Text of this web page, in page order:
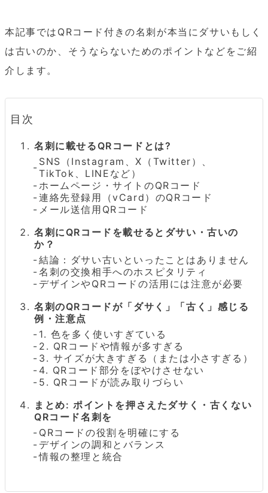
本記事ではQRコード付きの名刺が本当にダサいもしく
は古いのか、そうならないためのポイントなどをご紹
介します。
目次
名刺に載せるQRコードとは?
SNS（Instagram、X（Twitter）、
TikTok、LINEなど）
ホームページ・サイトのQRコード
連絡先登録用（vCard）のQRコード
メール送信用QRコード
名刺にQRコードを載せるとダサい・古いの
か？
結論：ダサい古いといったことはありません
名刺の交換相手へのホスピタリティ
デザインやQRコードの活用には注意が必要
名刺のQRコードが「ダサく」「古く」感じる
例・注意点
1. 色を多く使いすぎている
2. QRコードや情報が多すぎる
3. サイズが大きすぎる（または小さすぎる）
4. QRコード部分をぼやけさせない
5. QRコードが読み取りづらい
まとめ: ポイントを押さえたダサく・古くない
QRコード名刺を
QRコードの役割を明確にする
デザインの調和とバランス
情報の整理と統合